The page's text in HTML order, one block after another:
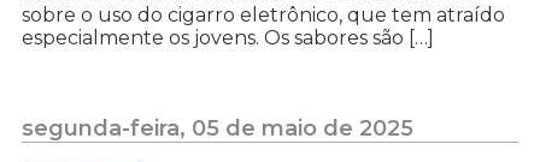
sobre o uso do cigarro eletrônico, que tem atraído
especialmente os jovens. Os sabores são […]
segunda-feira, 05 de maio de 2025